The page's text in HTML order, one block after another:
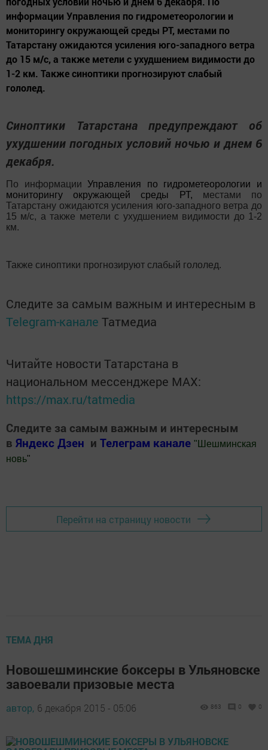
информации Управления по гидрометеорологии и
мониторингу окружающей среды РТ, местами по
Татарстану ожидаются усиления юго-западного ветра
до 15 м/с, а также метели с ухудшением видимости до
1-2 км. Также синоптики прогнозируют слабый
гололед.
Синоптики Татарстана предупреждают об
ухудшении погодных условий ночью и днем 6
декабря.
По информации Управления по гидрометеорологии и
мониторингу окружающей среды РТ, местами по
Татарстану ожидаются усиления юго-западного ветра до
15 м/с, а также метели с ухудшением видимости до 1-2
км.
Также синоптики прогнозируют слабый гололед.
Следите за самым важным и интересным в
Telegram-канале Татмедиа
Читайте новости Татарстана в
национальном мессенджере MАХ:
https://max.ru/tatmedia
Следите за самым важным и интересным
в Яндекс Дзен и Телеграм канале " Шешминская
новь"
Перейти на страницу новости
ТЕМА ДНЯ
Новошешминские боксеры в Ульяновске
завоевали призовые места
автор, 6 декабря 2015 - 05:06 863 0 0